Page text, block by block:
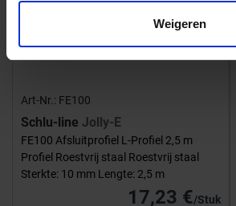
Weigeren
Art-Nr.: FE100
Schlu-line Jolly-E
FE100 Afsluitprofiel L-Profiel 2,5 m
Profiel Roestvrij staal Roestvrij staal
Sterkte: 10 mm Lengte: 2,5 m
17,23 €/Stuk